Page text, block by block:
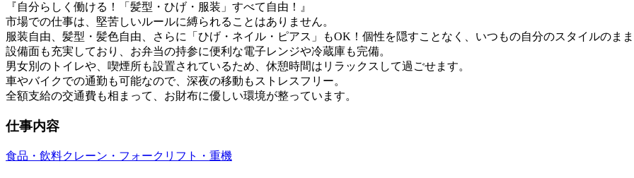
『自分らしく働ける！「髪型・ひげ・服装」すべて自由！』
市場での仕事は、堅苦しいルールに縛られることはありません。
服装自由、髪型・髪色自由、さらに「ひげ・ネイル・ピアス」もOK！個性を隠すことなく、いつもの自分のスタイルのま
設備面も充実しており、お弁当の持参に便利な電子レンジや冷蔵庫も完備。
男女別のトイレや、喫煙所も設置されているため、休憩時間はリラックスして過ごせます。
車やバイクでの通勤も可能なので、深夜の移動もストレスフリー。
全額支給の交通費も相まって、お財布に優しい環境が整っています。
仕事内容
食品・飲料クレーン・フォークリフト・重機